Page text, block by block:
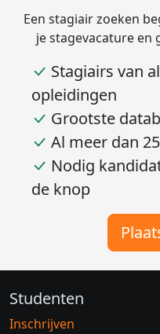
Een stagiair zoeken
je stagevacature en
Stagiairs van
opleidingen
Grootste
Al meer dan
Nodig
de knop
Studenten
Inschrijven